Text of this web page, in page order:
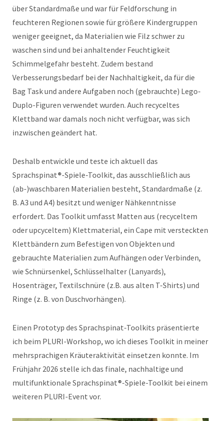
über Standardmaße und war für Feldforschung in
feuchteren Regionen sowie für größere Kindergruppen
weniger geeignet, da Materialien wie Filz schwer zu
waschen sind und bei anhaltender Feuchtigkeit
Schimmelgefahr besteht. Zudem bestand
Verbesserungsbedarf bei der Nachhaltigkeit, da für die
Bag Task und andere Aufgaben noch (gebrauchte) Lego-
Duplo-Figuren verwendet wurden. Auch recyceltes
Klettband war damals noch nicht verfügbar, was sich
inzwischen geändert hat.
Deshalb entwickle und teste ich aktuell das
Sprachspinat®-Spiele-Toolkit, das ausschließlich aus
(ab-)waschbaren Materialien besteht, Standardmaße (z.
B. A3 und A4) besitzt und weniger Nähkenntnisse
erfordert. Das Toolkit umfasst Matten aus (recyceltem
oder upcyceltem) Klettmaterial, ein Cape mit versteckten
Klettbändern zum Befestigen von Objekten und
gebrauchte Materialien zum Aufhängen oder Verbinden,
wie Schnürsenkel, Schlüsselhalter (Lanyards),
Hosenträger, Textilschnüre (z.B. aus alten T-Shirts) und
Ringe (z. B. von Duschvorhängen).
Einen Prototyp des Sprachspinat-Toolkits präsentierte
ich beim PLURI-Workshop, wo ich dieses Toolkit in meiner
mehrsprachigen Kräuteraktivität einsetzen konnte. Im
Frühjahr 2026 stelle ich das finale, nachhaltige und
multifunktionale Sprachspinat®-Spiele-Toolkit bei einem
weiteren PLURI-Event vor.